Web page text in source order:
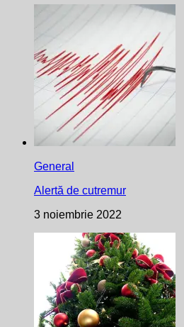
General
Alertă de cutremur
3 noiembrie 2022